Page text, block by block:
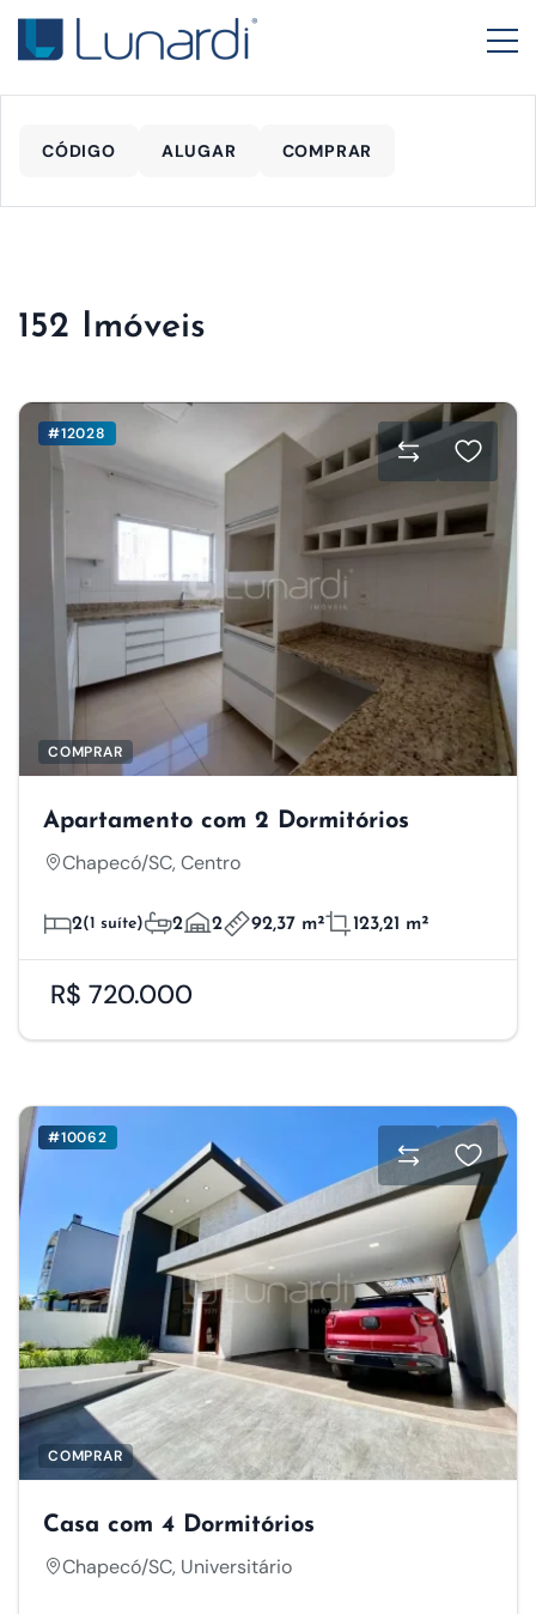
CÓDIGO ALUGAR COMPRAR
152 Imóveis
#12028
COMPRAR
Apartamento com 2 Dormitórios
Chapecó/SC, Centro
2(1 suíte) 2 2 92,37 m² 123,21 m²
R$ 720.000
#10062
COMPRAR
Casa com 4 Dormitórios
Chapecó/SC, Universitário